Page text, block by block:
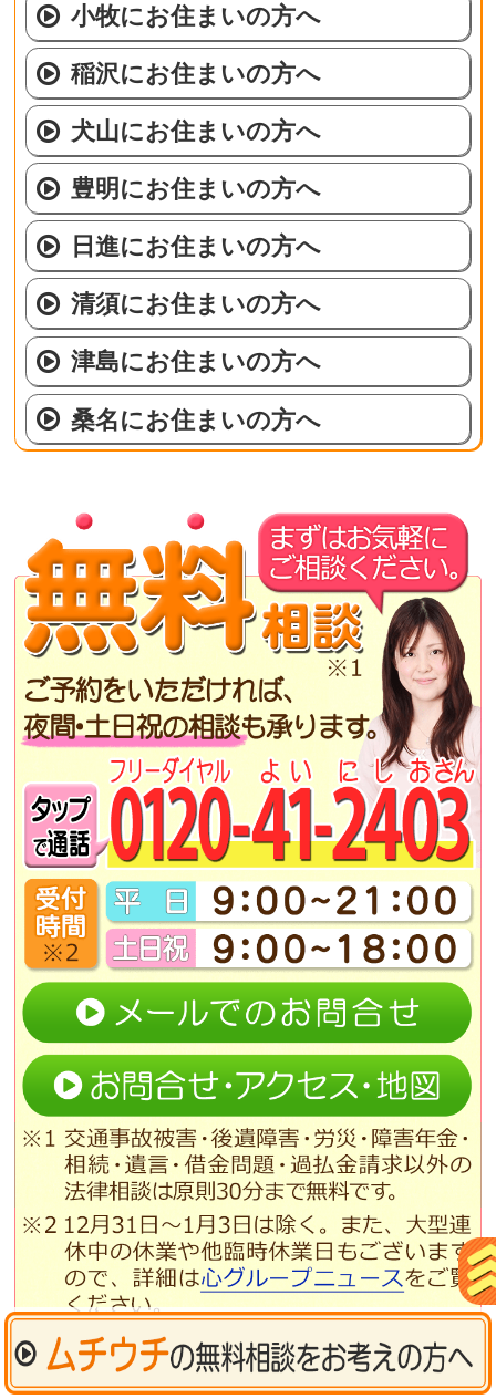
小牧にお住まいの方へ
稲沢にお住まいの方へ
犬山にお住まいの方へ
豊明にお住まいの方へ
日進にお住まいの方へ
清須にお住まいの方へ
津島にお住まいの方へ
桑名にお住まいの方へ